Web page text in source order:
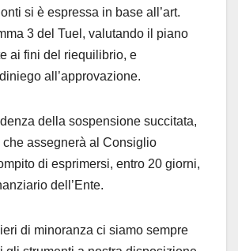
si è espressa in base all’art.
3 del Tuel, valutando il piano
ai fini del riequilibrio, e
all’approvazione.
della sospensione succitata,
che assegnerà al Consiglio
di esprimersi, entro 20 giorni,
dell’Ente.
di minoranza ci siamo sempre